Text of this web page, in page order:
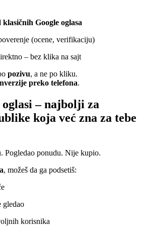
klasičnih Google oglasa
(ocene, verifikaciju)
– bez klika na sajt
pozivu, a ne po kliku.
preko telefona.
– najbolji za
koja već zna za tebe
Pogledao ponudu. Nije kupio.
, možeš da ga podsetiš:
gledao
korisnika